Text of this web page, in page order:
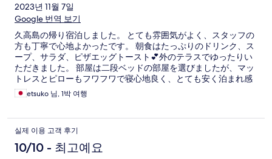
2023년 11월 7일
Google 번역 보기
久高島の帰り宿泊しました。 とても雰囲気がよく、スタッフの
方も丁寧で心地よかったです。 朝食はたっぷりのドリンク、ス
ープ、サラダ、ピザエッグトースト💕外のテラスでゆったりい
ただきました。 部屋は二段ベッドの部屋を選びましたが、マッ
トレスとピローもフワフワで寝心地良く、とても安く泊まれ感
激でした。 スケボーができる方なら尚更楽しめる施設。次はマ
リンスポーツメインで滞在したいです。 あと、是非併設のサロ
etsuko 님, 1박 여행
실제 이용 고객 후기
10/10 - 최고예요